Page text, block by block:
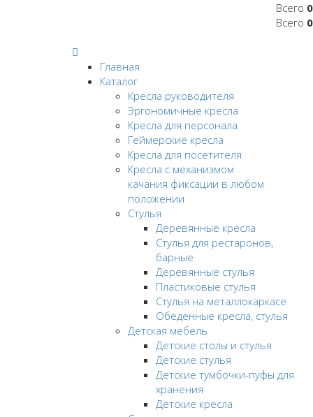
Всего
Всего
Главная
Каталог
Кресла руководителя
Эргономичные кресла
Кресла для персонала
Геймерские кресла
Кресла для посетителя
Кресла с механизмом
качания фиксации в любом
положении
Стулья
Деревянные кресла
Стулья для рестаронов,
барные
Деревянные стулья
Пластиковые стулья
Стулья на металлокаркасе
Обеденные кресла, стулья
Детская мебель
Детские столы и стулья
Детские стулья
Детские тумбочки-пуфы для
хранения
Детские кресла